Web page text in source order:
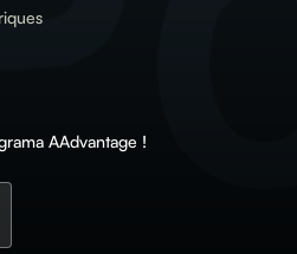
AAdvantage !